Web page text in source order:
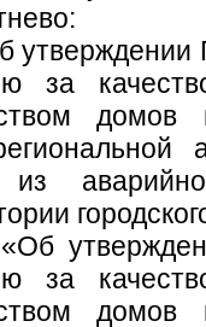
за
из
за